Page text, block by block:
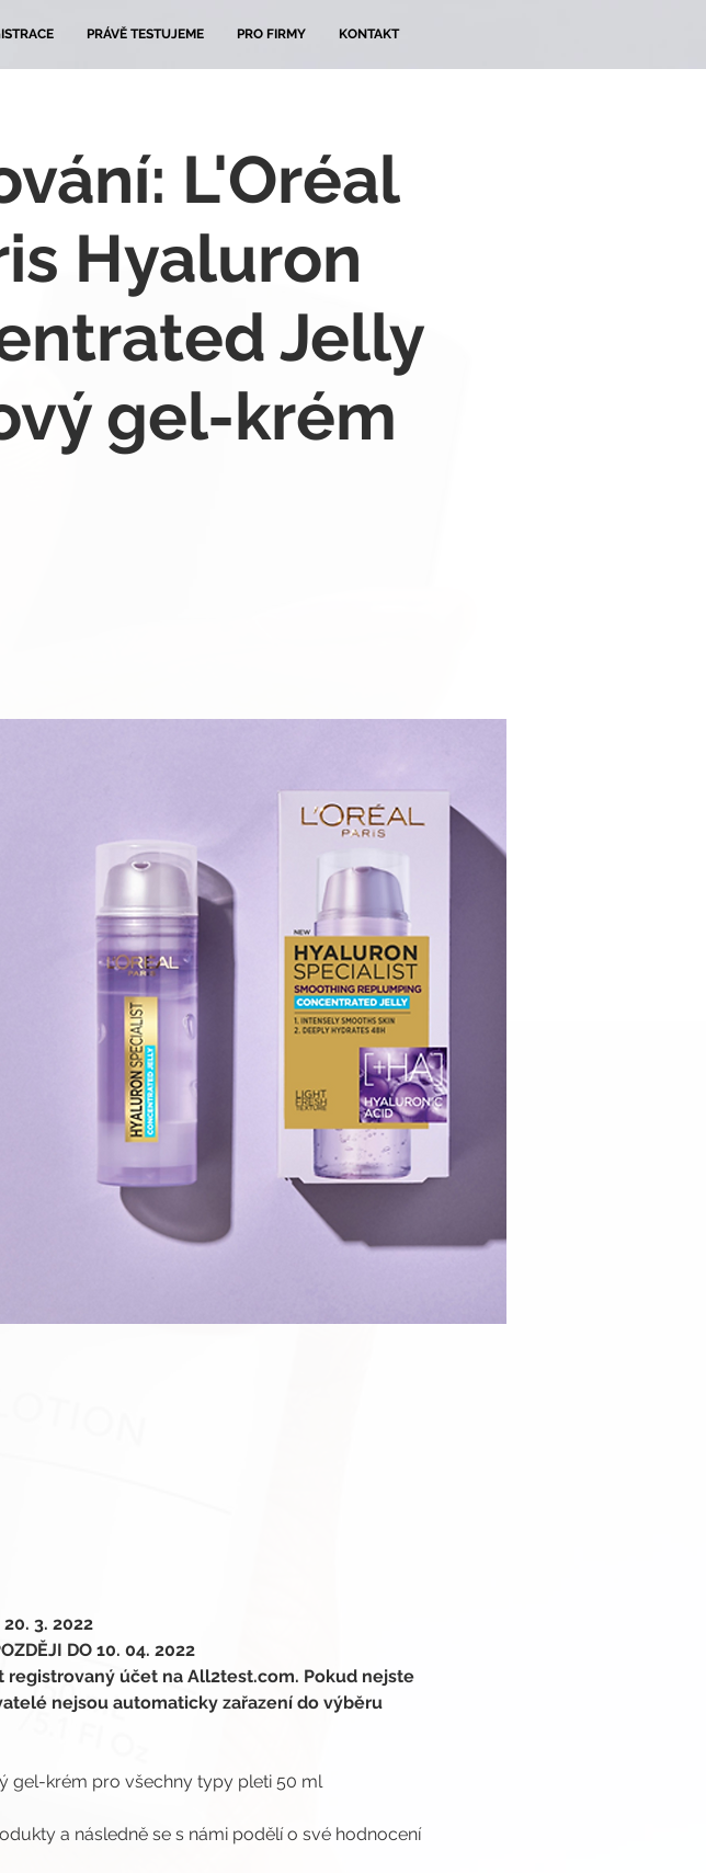
PRÁVĚ TESTUJEME PRO FIRMY KONTAKT
L'Oréal
Hyaluron
Jelly
gel-krém
20. 3. 2022
DO 10. 04. 2022
registrovaný účet na All2test.com. Pokud nejste
nejsou automaticky zařazení do výběru
gel-krém pro všechny typy pleti 50 ml
a následně se s námi podělí o své hodnocení